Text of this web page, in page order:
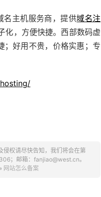
名主机服务商，提供域名注
化，方便快捷。西部数码虚
；好用不贵，价格实惠；专
侵权请尽快告知，我们将会在第
；邮箱：fanjiao@west.cn。
» 网站怎么备案